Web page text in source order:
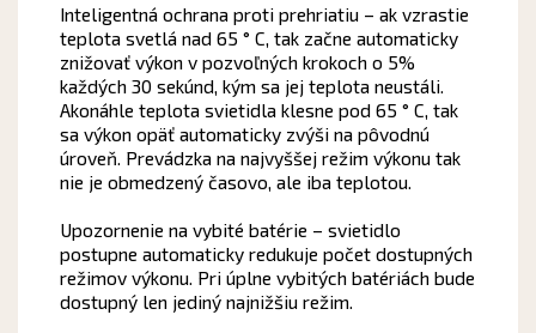
Inteligentná ochrana proti prehriatiu – ak vzrastie
teplota svetlá nad 65 ° C, tak začne automaticky
znižovať výkon v pozvoľných krokoch o 5%
každých 30 sekúnd, kým sa jej teplota neustáli.
Akonáhle teplota svietidla klesne pod 65 ° C, tak
sa výkon opäť automaticky zvýši na pôvodnú
úroveň. Prevádzka na najvyššej režim výkonu tak
nie je obmedzený časovo, ale iba teplotou.
Upozornenie na vybité batérie – svietidlo
postupne automaticky redukuje počet dostupných
režimov výkonu. Pri úplne vybitých batériách bude
dostupný len jediný najnižšiu režim.